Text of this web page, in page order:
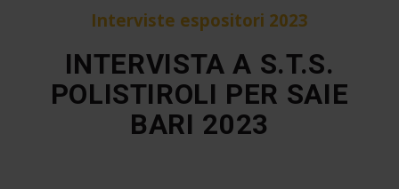
Interviste espositori 2023
INTERVISTA A S.T.S.
POLISTIROLI PER SAIE
BARI 2023